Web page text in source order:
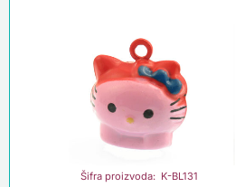
Šifra proizvoda: K-BL131